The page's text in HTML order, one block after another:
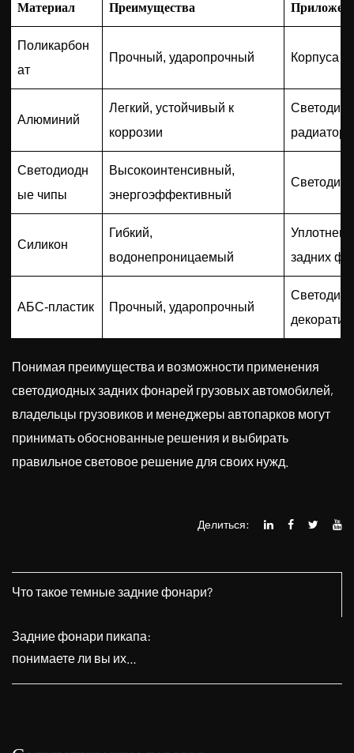
Материал Преимущества
Поликарбон
ат
Прочный, ударопрочный Корпуса
Алюминий
Легкий, устойчивый к
коррозии
Светодиодн
ые чипы
Высокоинтенсивный,
энергоэффективный
Силикон
Гибкий,
водонепроницаемый
задних
АБС-пластик Прочный, ударопрочный
Понимая преимущества и возможности применения
светодиодных задних фонарей грузовых автомобилей,
владельцы грузовиков и менеджеры автопарков могут
принимать обоснованные решения и выбирать
правильное световое решение для своих нужд.
Делиться:
Что такое темные задние фонари?
Задние фонари пикапа:
понимаете ли вы их
эффективность?